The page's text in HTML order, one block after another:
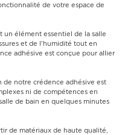
de votre espace de
un élément essentiel de la salle
et de l'humidité tout en
adhésive est conçue pour allier
de notre crédence adhésive est
ni de compétences en
de bain en quelques minutes
de matériaux de haute qualité,